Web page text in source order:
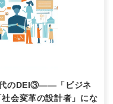
代のDEI③——「ビジネ
会変革の設計者」にな